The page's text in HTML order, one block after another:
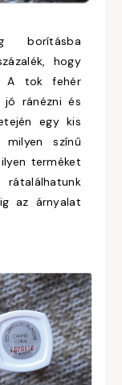
borításba
hogy
A tok fehér
jó ránézni és
egy kis
színű
terméket
az árnyalat